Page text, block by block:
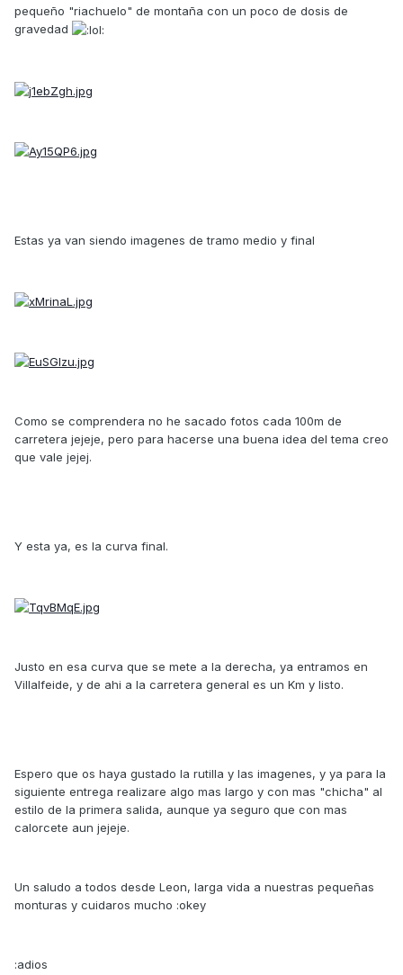
pequeño "riachuelo" de montaña con un poco de dosis de
gravedad
Estas ya van siendo imagenes de tramo medio y final
Como se comprendera no he sacado fotos cada 100m de
carretera jejeje, pero para hacerse una buena idea del tema creo
que vale jejej.
Y esta ya, es la curva final.
Justo en esa curva que se mete a la derecha, ya entramos en
Villalfeide, y de ahi a la carretera general es un Km y listo.
Espero que os haya gustado la rutilla y las imagenes, y ya para la
siguiente entrega realizare algo mas largo y con mas "chicha" al
estilo de la primera salida, aunque ya seguro que con mas
calorcete aun jejeje.
Un saludo a todos desde Leon, larga vida a nuestras pequeñas
monturas y cuidaros mucho :okey
:adios